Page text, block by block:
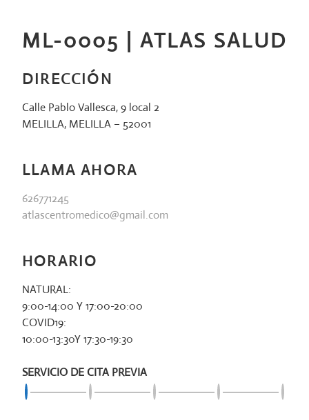
contenidoML-0005 | ATLAS SALUD
DIRECCIÓN
Calle Pablo Vallesca, 9 local 2
MELILLA, MELILLA – 52001
LLAMA AHORA
626771245
atlascentromedico@gmail.com
HORARIO
NATURAL:
9:00-14:00 Y 17:00-20:00
COVID19:
10:00-13:30Y 17:30-19:30
SERVICIO DE CITA PREVIA